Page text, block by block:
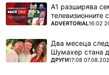
А1 разширява
телевизионните
ПОВЕЧЕ ОТ
ADVERTORIAL16:02
Два месеца след
Шумахер стана
ПОВЕЧЕ ОТ
ДРУГИ17:08